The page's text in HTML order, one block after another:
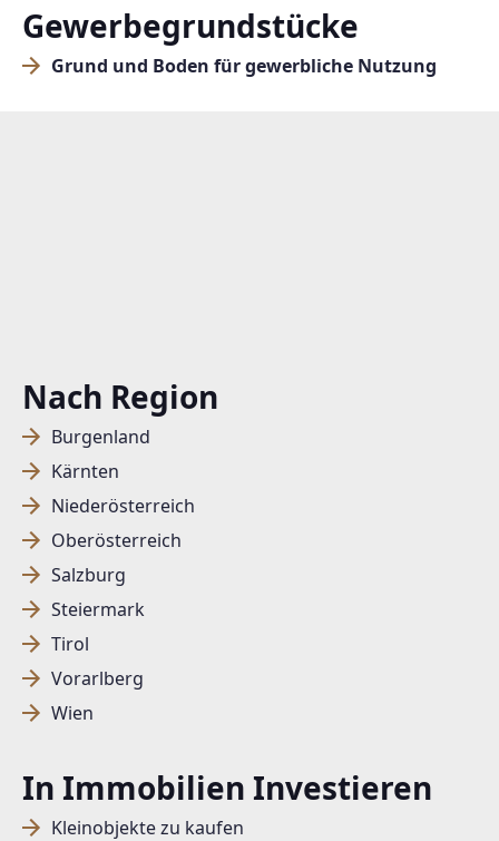
Gewerbegrundstücke
Grund und Boden für gewerbliche Nutzung
Nach Region
Burgenland
Kärnten
Niederösterreich
Oberösterreich
Salzburg
Steiermark
Tirol
Vorarlberg
Wien
In Immobilien Investieren
Kleinobjekte zu kaufen